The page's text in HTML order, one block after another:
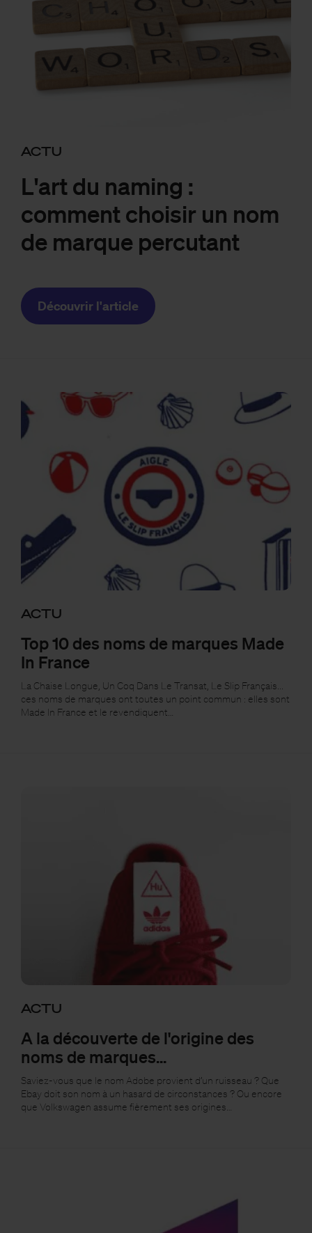
ACTU
L'art du naming :
comment choisir un nom
de marque percutant
Découvrir l'article
ACTU
Top 10 des noms de marques Made
In France
La Chaise Longue, Un Coq Dans Le Transat, Le Slip Français...
ces noms de marques ont toutes un point commun : elles sont
Made In France et le revendiquent…
ACTU
A la découverte de l'origine des
noms de marques...
Saviez-vous que le nom Adobe provient d’un ruisseau ? Que
Ebay doit son nom à un hasard de circonstances ? Ou encore
que Volkswagen assume fièrement ses origines…